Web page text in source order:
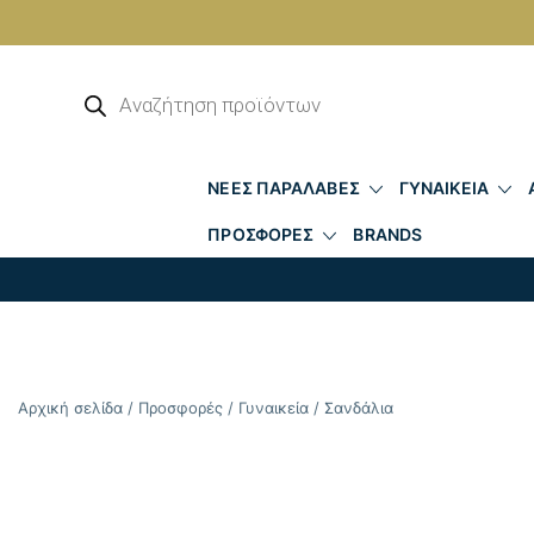
προϊόντων
ΝΕΕΣ ΠΑΡΑΛΑΒΕΣ ΓΥΝΑΙΚΕΙΑ
ΠΡΟΣΦΟΡΕΣ BRANDS
Αρχική σελίδα / Προσφορές / Γυναικεία / Σανδάλια